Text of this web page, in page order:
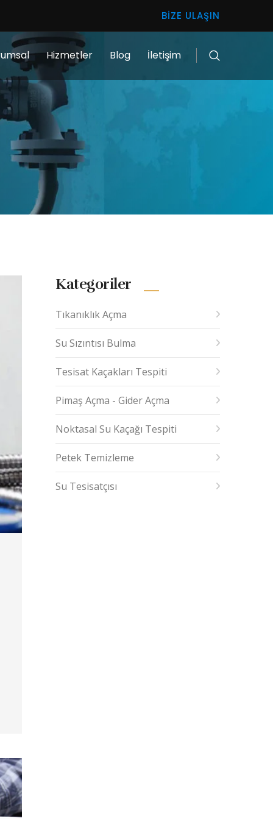
BIZE ULAŞIN
Hizmetler Blog İletişim
Kategoriler
Tıkanıklık Açma
Su Sızıntısı Bulma
Tesisat Kaçakları Tespiti
Pimaş Açma - Gider Açma
Noktasal Su Kaçağı Tespiti
Petek Temizleme
Su Tesisatçısı